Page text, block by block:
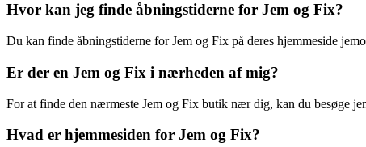
Hvor kan jeg finde åbningstiderne for Jem og Fix?
Du kan finde åbningstiderne for Jem og Fix på deres hjemmeside
Er der en Jem og Fix i nærheden af mig?
For at finde den nærmeste Jem og Fix butik nær dig, kan du besøge
Hvad er hjemmesiden for Jem og Fix?